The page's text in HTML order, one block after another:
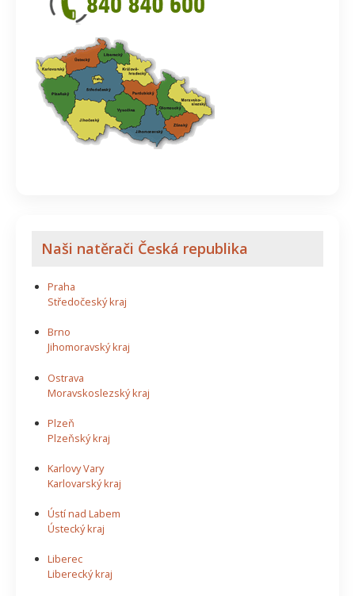
Naši natěrači Česká republika
Praha
Středočeský kraj
Brno
Jihomoravský kraj
Ostrava
Moravskoslezský kraj
Plzeň
Plzeňský kraj
Karlovy Vary
Karlovarský kraj
Ústí nad Labem
Ústecký kraj
Liberec
Liberecký kraj